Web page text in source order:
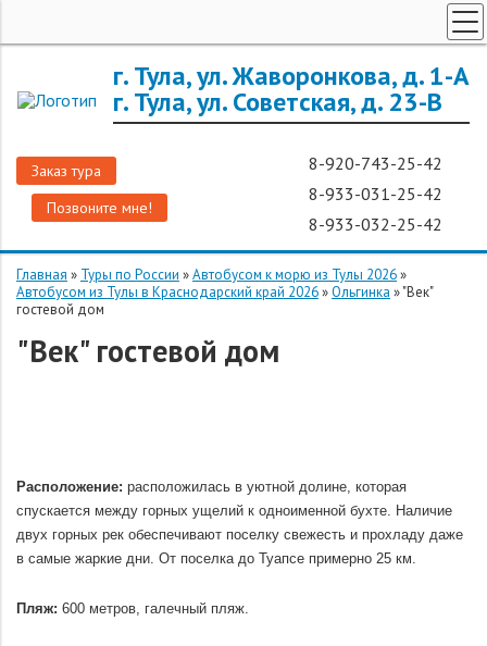
г. Тула, ул. Жаворонкова, д. 1-А
г. Тула, ул. Советская, д. 23-В
Заказ тура
Позвоните мне!
8-920-743-25-42
8-933-031-25-42
8-933-032-25-42
ЗАРУБЕЖНЫЕ ТУРЫ
О КОМПАНИИ
Главная » Туры по России »Автобусом к морю из Тулы 2026»
Автобусом из Тулы в Краснодарский край 2026»Ольгинка »"Век"
гостевой дом
"Век" гостевой дом
Расположение: расположилась в уютной долине, которая
спускается между горных ущелий к одноименной бухте. Наличие
двух горных рек обеспечивают поселку свежесть и прохладу даже
в самые жаркие дни. От поселка до Туапсе примерно 25 км.
Пляж: 600 метров, галечный пляж.